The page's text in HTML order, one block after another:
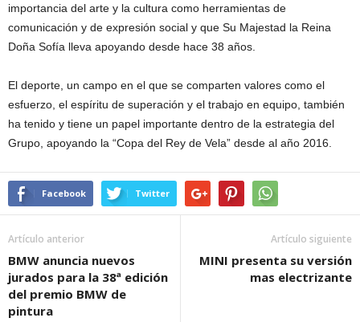
importancia del arte y la cultura como herramientas de
comunicación y de expresión social y que Su Majestad la Reina
Doña Sofía lleva apoyando desde hace 38 años.
El deporte, un campo en el que se comparten valores como el
esfuerzo, el espíritu de superación y el trabajo en equipo, también
ha tenido y tiene un papel importante dentro de la estrategia del
Grupo, apoyando la “Copa del Rey de Vela” desde al año 2016.
Facebook Twitter
Artículo anterior
BMW anuncia nuevos
jurados para la 38ª edición
del premio BMW de
pintura
Artículo siguiente
MINI presenta su versión
mas electrizante